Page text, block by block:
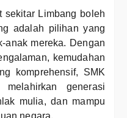
sekitar Limbang boleh
adalah pilihan yang
anak mereka. Dengan
kemudahan
komprehensif, SMK
generasi
mulia, dan mampu
negara.